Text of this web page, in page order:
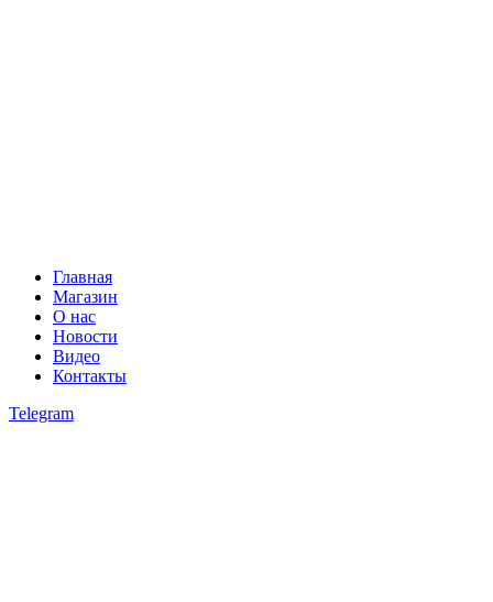
Главная
Магазин
О нас
Новости
Видео
Контакты
Telegram